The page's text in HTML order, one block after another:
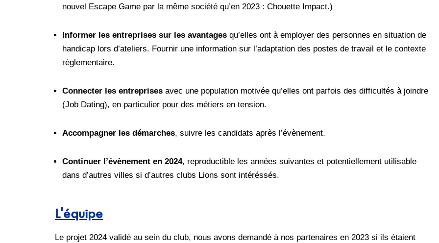
nouvel Escape Game par la même société qu’en 2023 : Chouette Impact.)
Informer les entreprises sur les avantages qu’elles ont à employer des personnes en situation de
handicap lors d’ateliers. Fournir une information sur l’adaptation des postes de travail et le contexte
réglementaire.
Connecter les entreprises avec une population motivée qu’elles ont parfois des difficultés à joindre
(Job Dating), en particulier pour des métiers en tension.
Accompagner les démarches, suivre les candidats après l’évènement.
Continuer l’évènement en 2024, reproductible les années suivantes et potentiellement utilisable
dans d’autres villes si d’autres clubs Lions sont intéréssés.
L'équipe
Le projet 2024 validé au sein du club, nous avons demandé à nos partenaires en 2023 si ils étaient